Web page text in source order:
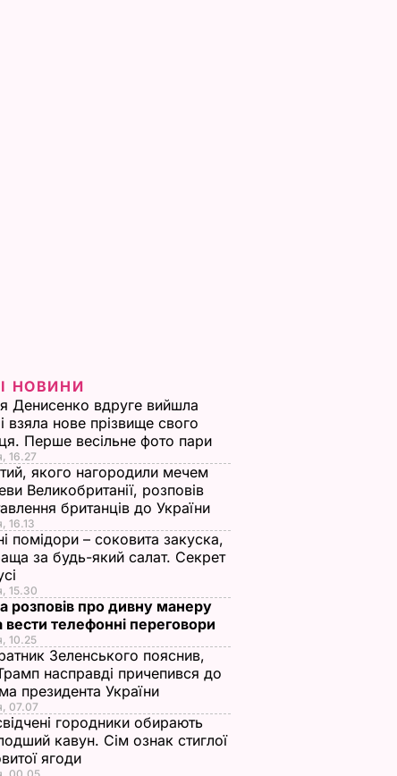
НОВИНИ
Денисенко вдруге вийшла
взяла нове прізвище свого
Перше весільне фото пари
16.27
якого нагородили мечем
Великобританії, розповів
британців до України
16.13
помідори – соковита закуска,
за будь-який салат. Секрет
15.30
розповів про дивну манеру
вести телефонні переговори
10.25
Зеленського пояснив,
насправді причепився до
президента України
07.07
городники обирають
кавун. Сім ознак стиглої
ягоди